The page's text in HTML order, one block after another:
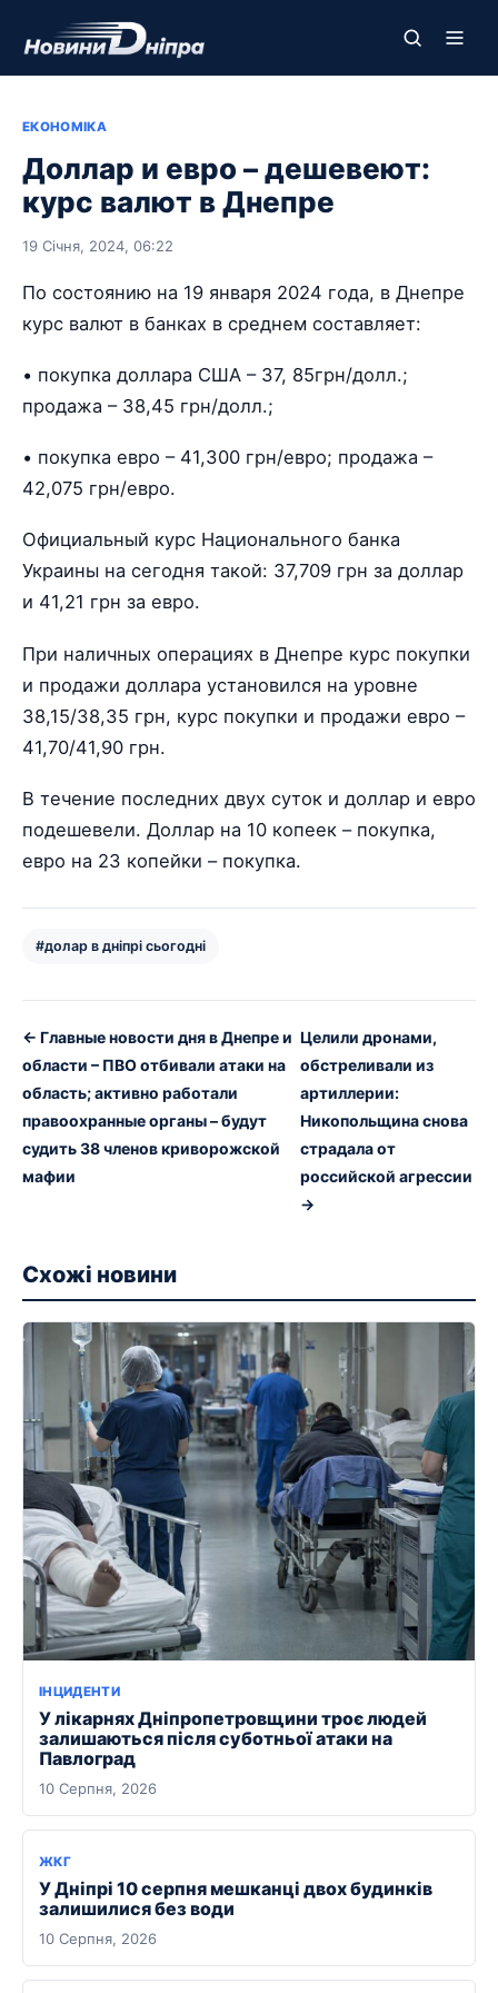
ЕКОНОМІКА
Доллар и евро – дешевеют:
курс валют в Днепре
19 Січня, 2024, 06:22
По состоянию на 19 января 2024 года, в Днепре
курс валют в банках в среднем составляет:
• покупка доллара США – 37, 85грн/долл.;
продажа – 38,45 грн/долл.;
• покупка евро – 41,300 грн/евро; продажа –
42,075 грн/евро.
Официальный курс Национального банка
Украины на сегодня такой: 37,709 грн за доллар
и 41,21 грн за евро.
При наличных операциях в Днепре курс покупки
и продажи доллара установился на уровне
38,15/38,35 грн, курс покупки и продажи евро –
41,70/41,90 грн.
В течение последних двух суток и доллар и евро
подешевели. Доллар на 10 копеек – покупка,
евро на 23 копейки – покупка.
#долар в дніпрі сьогодні
← Главные новости дня в Днепре и
области – ПВО отбивали атаки на
область; активно работали
правоохранные органы – будут
судить 38 членов криворожской
мафии
Целили дронами,
обстреливали из
артиллерии:
Никопольщина снова
страдала от
российской агрессии
→
Схожі новини
ІНЦИДЕНТИ
У лікарнях Дніпропетровщини троє людей
залишаються після суботньої атаки на
Павлоград
10 Серпня, 2026
ЖКГ
У Дніпрі 10 серпня мешканці двох будинків
залишилися без води
10 Серпня, 2026